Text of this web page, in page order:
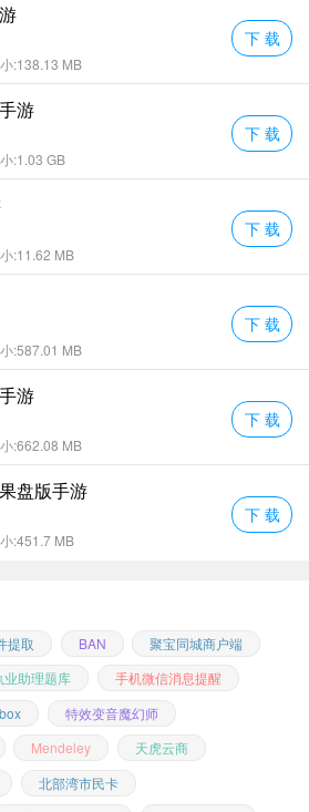
每天登录游戏即可获得元
注七号手游网
:138.13 MB
下 载
游
:1.03 GB
下 载
:11.62 MB
下 载
:587.01 MB
下 载
游
:662.08 MB
下 载
盘版手游
:451.7 MB
下 载
提取 BAN
聚宝同城商户端
业助理题库
手机微信消息提醒
特效变音魔幻师
Mendeley
天虎云商
北部湾市民卡